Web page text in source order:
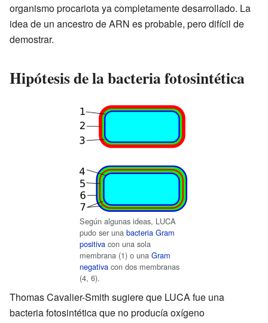
organismo procariota ya completamente desarrollado. La
idea de un ancestro de ARN es probable, pero difícil de
demostrar.
Hipótesis de la bacteria fotosintética
Según algunas ideas, LUCA
pudo ser una bacteria Gram
positiva con una sola
membrana (1) o una Gram
negativa con dos membranas
(4, 6).
Thomas Cavalier-Smith sugiere que LUCA fue una
bacteria fotosintética que no producía oxígeno